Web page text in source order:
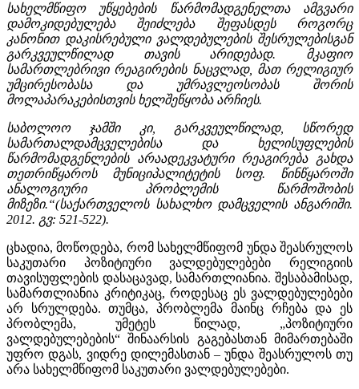
სახელმწიფო უწყებების წარმომადგენელთა ამგვარი
დამოკიდებულება შეიძლება
შეფასდეს როგორც
კანონით დაკისრებული ვალდებულების შესრულებისგან
გარკვეულწილად თავის არიდებად. მკაფიო
სამართლებრივი რეაგირების ნაცვლად, მათ რელიგიურ
უმცირესობასა და უმრავლეოსობას შორის
მოლაპარაკებისთვის ხელშეწყობა არჩიეს.
საბოლოო ჯამში კი, გარკვეულწილად, სწორედ
სამართალდამცველებისა და
ხელისუფლების
წარმომადგენლების არაადეკვატური რეაგირება გახდა
თეთრიწყაროს მუნიციპალიტეტის სოფ. წინწყაროში
ანალოგიური პრობლემის
წარმოშობის
მიზეზი.“(საქართველოს სახალხო დამცველის ანგარიში.
2012. გვ: 521-522).
ცხადია, მოწოდება, რომ სახელმწიფომ უნდა შეასრულოს
საკუთარი პოზიტიური ვალდებულებები რელიგიის
თავისუფლების დასაცავად, სამართლიანია. შესაბამისად,
სამართლიანია კრიტიკაც, როდესაც ეს ვალდებულებები
არ სრულდება. თუმცა, პრობლემა მაინც რჩება და ეს
პრობლემა, უმეტეს წილად, „პოზიტიური
ვალდებულებების“ შინაარსის გაგებასთან მიმართებაში
უფრო დგას, ვიდრე დილემასთან – უნდა შეასრულოს თუ
არა სახელმწიფომ საკუთარი ვალდებულებები.